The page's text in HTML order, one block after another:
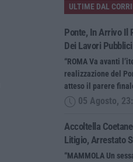
ULTIME DAL
Ponte, In Arrivo Il
Dei Lavori Pubblici
“ROMA Va avanti
realizzazione del
atteso il parere
05 Agosto,
Accoltella
Litigio, Arrestato
“MAMMOLA Un